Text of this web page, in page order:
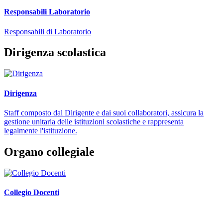
Responsabili Laboratorio
Responsabili di Laboratorio
Dirigenza scolastica
Dirigenza
Staff composto dal Dirigente e dai suoi collaboratori, assicura la
gestione unitaria delle istituzioni scolastiche e rappresenta
legalmente l'istituzione.
Organo collegiale
Collegio Docenti